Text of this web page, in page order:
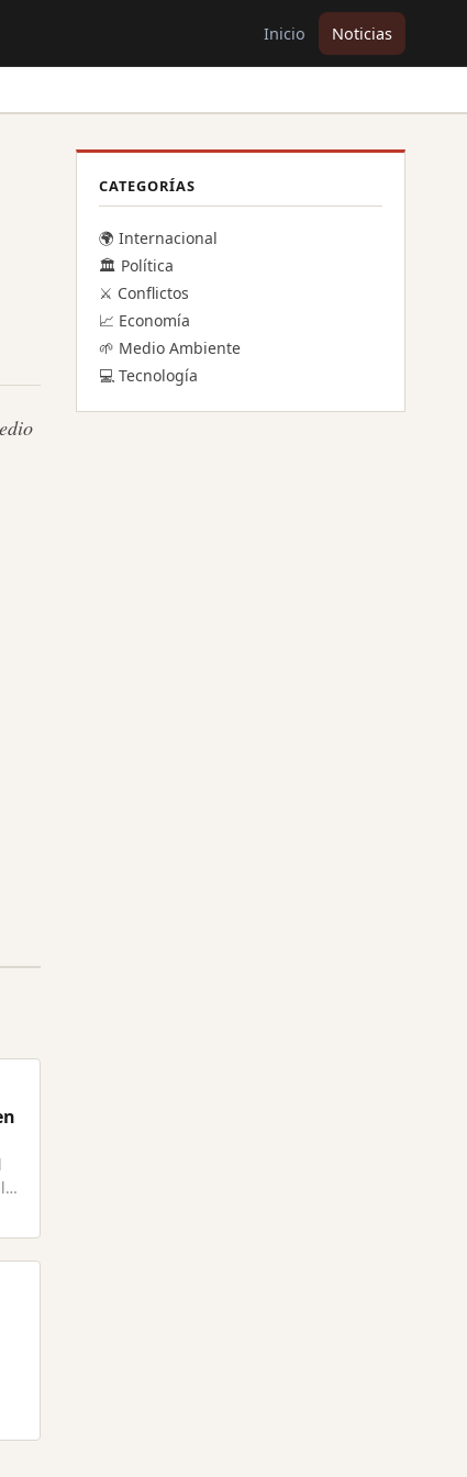
Inicio Noticias
CATEGORÍAS
🌍 Internacional
🏛️ Política
⚔️ Conflictos
📈 Economía
🌱 Medio Ambiente
💻 Tecnología